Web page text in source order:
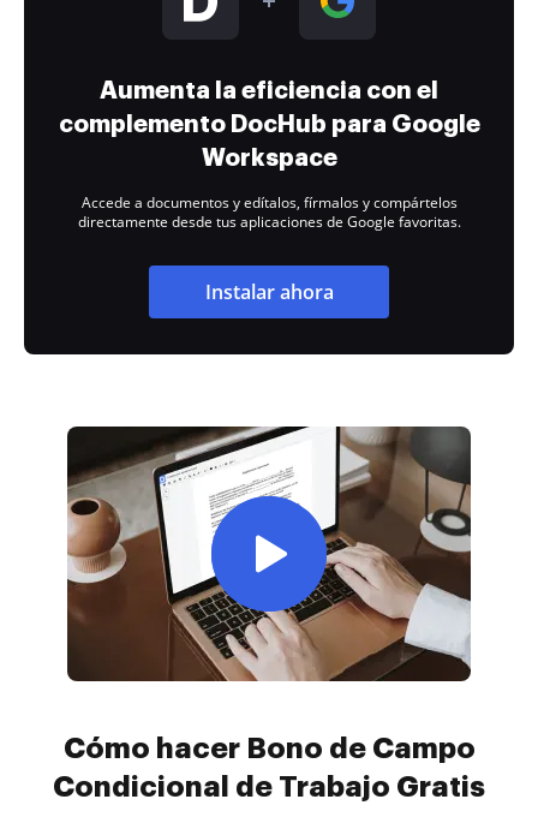
Aumenta la eficiencia con el
complemento DocHub para Google
Workspace
Accede a documentos y edítalos, fírmalos y compártelos
directamente desde tus aplicaciones de Google favoritas.
Instalar ahora
Cómo hacer Bono de Campo
Condicional de Trabajo Gratis